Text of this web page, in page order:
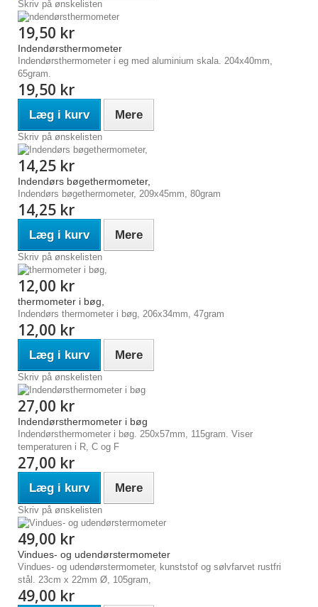
Skriv på ønskelisten
19,50 kr
Indendørsthermometer
Indendørsthermometer i eg med aluminium skala. 204x40mm,
65gram.
19,50 kr
Læg i kurv Mere
Skriv på ønskelisten
14,25 kr
Indendørs bøgethermometer,
Indendørs bøgethermometer, 209x45mm, 80gram
14,25 kr
Læg i kurv Mere
Skriv på ønskelisten
12,00 kr
thermometer i bøg,
Indendørs thermometer i bøg, 206x34mm, 47gram
12,00 kr
Læg i kurv Mere
Skriv på ønskelisten
27,00 kr
Indendørsthermometer i bøg
Indendørsthermometer i bøg. 250x57mm, 115gram. Viser
temperaturen i R, C og F
27,00 kr
Læg i kurv Mere
Skriv på ønskelisten
49,00 kr
Vindues- og udendørstermometer
Vindues- og udendørstermometer, kunststof og sølvfarvet rustfri
stål. 23cm x 22mm Ø, 105gram,
49,00 kr